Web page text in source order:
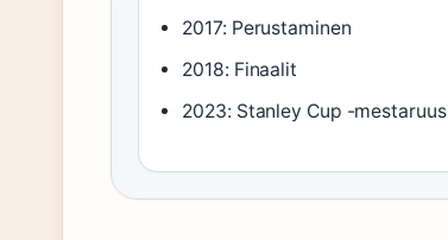
2017: Perustaminen
2018: Finaalit
2023: Stanley Cup -mestaruus